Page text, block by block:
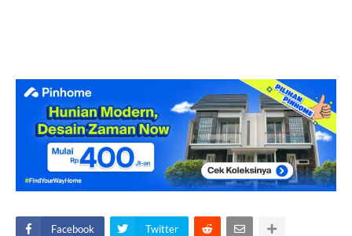
Facebook Twitter